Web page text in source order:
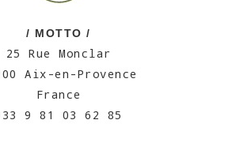
/ MOTTO /
25 Rue Monclar
Aix-en-Provence
France
9 81 03 62 85